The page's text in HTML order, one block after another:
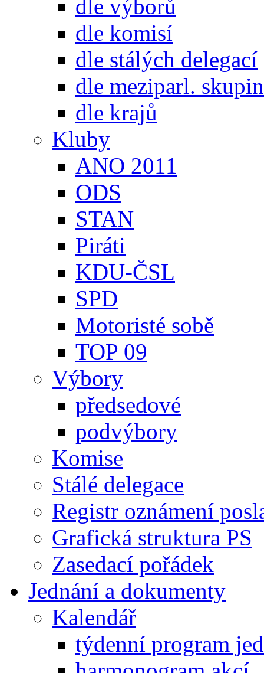
dle výborů
dle komisí
dle stálých delegací
dle meziparl. skupin
dle krajů
Kluby
ANO 2011
ODS
STAN
Piráti
KDU-ČSL
SPD
Motoristé sobě
TOP 09
Výbory
předsedové
podvýbory
Komise
Stálé delegace
Registr oznámení
Grafická struktura PS
Zasedací pořádek
Jednání a dokumenty
Kalendář
týdenní program